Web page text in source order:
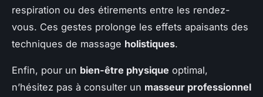
respiration ou des étirements entre les rendez-
vous. Ces gestes prolonge les effets apaisants des
techniques de massage holistiques.
Enfin, pour un bien-être physique optimal,
n’hésitez pas à consulter un masseur professionnel